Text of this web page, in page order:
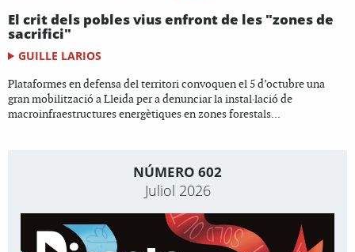
El crit dels pobles vius enfront de les "zones de
sacrifici"
GUILLE LARIOS
Plataformes en defensa del territori convoquen el 5 d’octubre una
gran mobilització a Lleida per a denunciar la instal·lació de
macroinfraestructures energètiques en zones forestals...
NÚMERO 602
Juliol 2026